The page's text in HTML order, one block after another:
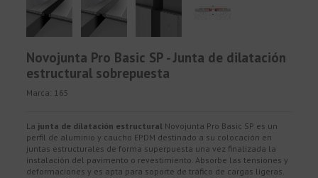
Novojunta Pro Basic SP - Junta de dilatación
estructural sobrepuesta
Marca: 165
La junta de dilatación estructural Novojunta Pro Basic SP es un
perfil de aluminio y caucho EPDM destinado a su colocación en
juntas estructurales de forma superpuesta una vez finalizada la
instalación del pavimento o revestimiento. Absorbe las tensiones y
deformaciones y es apta para soporte de tráfico de cargas ligeras.